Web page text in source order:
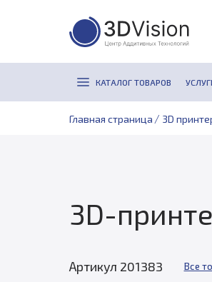
КАТАЛОГ ТОВАРОВ
Главная страница / 3D
3D-
Артикул 201383 Все